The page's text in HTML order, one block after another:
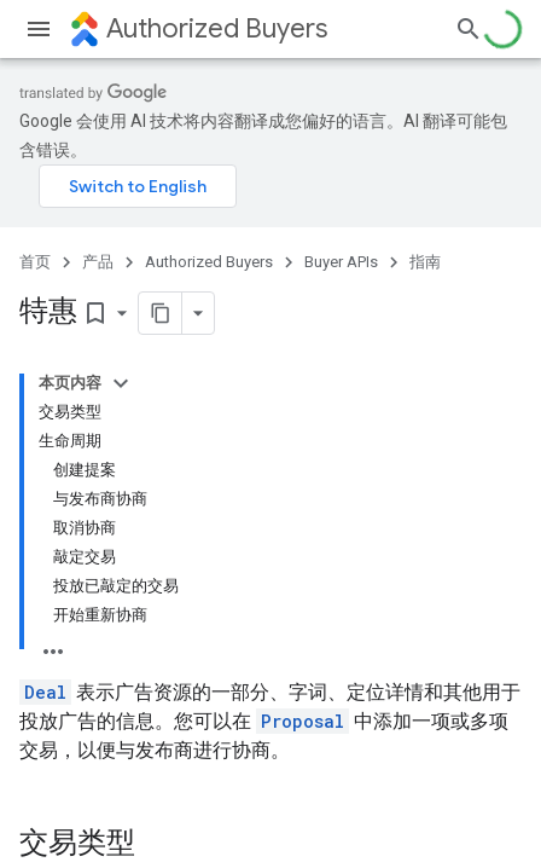
Authorized Buyers
Google 会使用 AI 技术将内容翻译成您偏好的语言。AI 翻译可能包
含错误。
首页 产品 Authorized Buyers Buyer APIs 指南
特惠 bookmark_border
本页内容
交易类型
生命周期
创建提案
与发布商协商
取消协商
敲定交易
投放已敲定的交易
开始重新协商
Deal 表示广告资源的一部分、字词、定位详情和其他用于
投放广告的信息。您可以在 Proposal 中添加一项或多项
交易，以便与发布商进行协商。
交易类型